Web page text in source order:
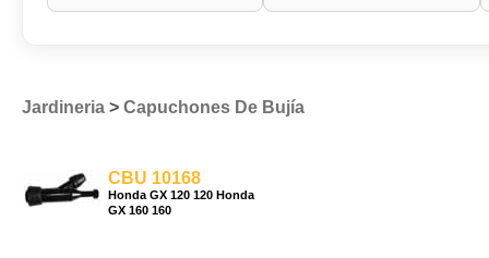
Jardineria> Capuchones De Bujía
CBU 10168
Honda GX 120 120 Honda
GX 160 160